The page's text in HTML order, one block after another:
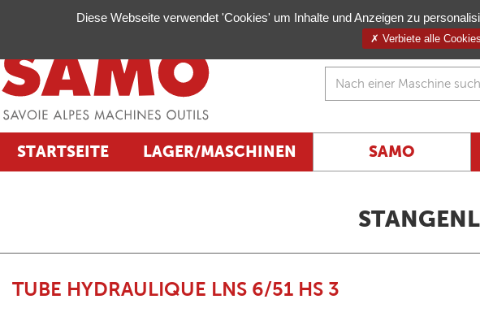
STARTSEITE LAGER/MASCHINEN SAMO
TUBE HYDRAULIQUE LNS 6/51 HS 3
Verwaltung Ihrer Cookie-Einstellungen
Diese Webseite verwendet 'Cookies' um Inhalte und Anzeigen zu
Verbiete alle Cookies